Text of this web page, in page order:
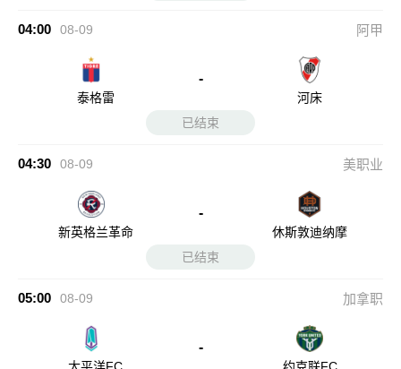
04:00 08-09 阿甲
泰格雷
-
河床
已结束
04:30 08-09 美职业
新英格兰革命
-
休斯敦迪纳摩
已结束
05:00 08-09 加拿职
-